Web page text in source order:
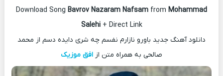
Download Song Bavrov Nazaram Nafsam from Mohammad
Salehi+ Direct Link
دانلود آهنگ جدید باورو نازارم نفسم چه شری دایده دسم از محمد
صالحی به همراه متن از افق موزیک